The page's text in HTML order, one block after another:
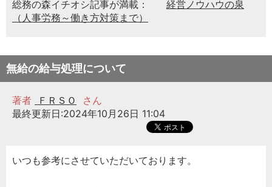
総務の森イチオシ記事が満載：
経営ノウハウの泉
（人事労務～働き方対策まで）
無給の給与処理について
著者 ＦＲＳＯ
さん
最終更新日:2024年10月26日 11:04
いつも参考にさせていただいております。